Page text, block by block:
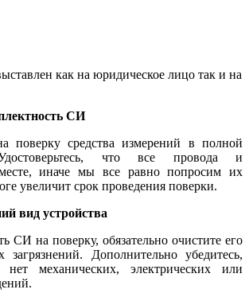
как на юридическое лицо так и на
СИ
средства измерений в полной
что все провода и
иначе мы все равно попросим их
увеличит срок проведения поверки.
вид устройства
СИ на поверку, обязательно очистите его
загрязнений. Дополнительно убедитесь,
механических, электрических или